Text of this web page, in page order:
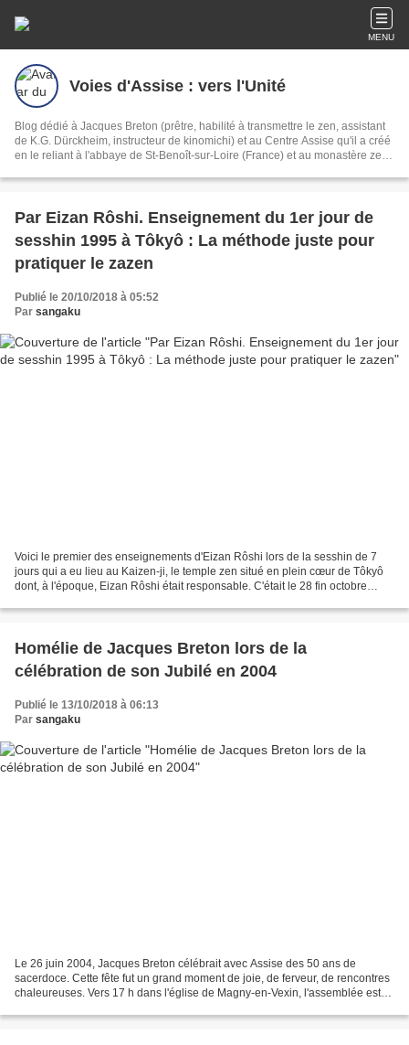
MENU
Voies d'Assise : vers l'Unité
Blog dédié à Jacques Breton (prêtre, habilité à transmettre le zen, assistant
de K.G. Dürckheim, instructeur de kinomichi) et au Centre Assise qu'il a créé
en le reliant à l'abbaye de St-Benoît-sur-Loire (France) et au monastère zen
Par Eizan Rôshi. Enseignement du 1er jour de
sesshin 1995 à Tôkyô : La méthode juste pour
pratiquer le zazen
Publié le 20/10/2018 à 05:52
Par sangaku
Voici le premier des enseignements d'Eizan Rôshi lors de la sesshin de 7
jours qui a eu lieu au Kaizen-ji, le temple zen situé en plein cœur de Tôkyô
dont, à l'époque, Eizan Rôshi était responsable. C'était le 28 fin octobre
Homélie de Jacques Breton lors de la
célébration de son Jubilé en 2004
Publié le 13/10/2018 à 06:13
Par sangaku
Le 26 juin 2004, Jacques Breton célébrait avec Assise des 50 ans de
sacerdoce. Cette fête fut un grand moment de joie, de ferveur, de rencontres
chaleureuses. Vers 17 h dans l'église de Magny-en-Vexin, l'assemblée est